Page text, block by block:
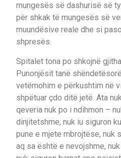
mungesës së dashurisë së
për shkak të mungesës së
muundësive reale dhe si
shpresës.
Spitalet tona po shkojnë
Punonjësit tanë
vetëmohim e përkushtim në
shpëtuar çdo ditë jetë. Ata
qeveria nuk po i ndihmon –
dinjitetshme, nuk iu siguron
pune e mjete mbrojtëse, nuk
aq sa është e nevojshme,